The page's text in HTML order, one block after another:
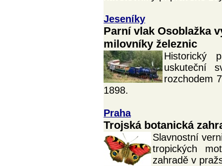
Jeseníky
Parní vlak Osoblažka
milovníky železnic
Historický
uskuteční
rozchodem
1898.
Praha
Trojská botanická
Slavnostní
tropických
zahradě v